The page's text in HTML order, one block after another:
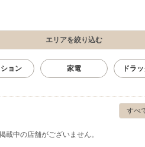
エリアを絞り込む
ョン 家電 ドラ
すべ
載中の店舗がございません。